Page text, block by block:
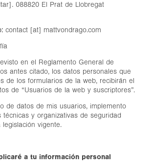
088820 El Prat de Llobregat
contact [at] mattvondrago.com
a
sto en el Reglamento General de
antes citado, los datos personales que
de los formularios de la web, recibirán el
de “Usuarios de la web y suscriptores”.
de datos de mis usuarios, implemento
técnicas y organizativas de seguridad
legislación vigente.
a tu información personal